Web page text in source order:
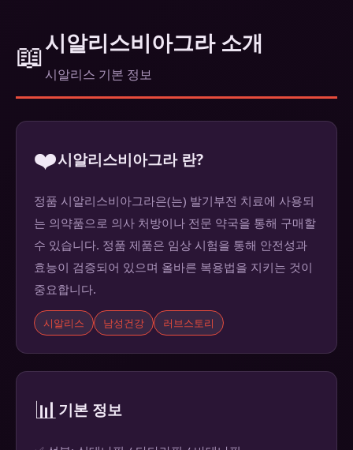
📖시알리스비아그라 소개
시알리스 기본 정보
❤️시알리스비아그라 란?
정품 시알리스비아그라은(는) 발기부전 치료에 사용되
는 의약품으로 의사 처방이나 전문 약국을 통해 구매할
수 있습니다. 정품 제품은 임상 시험을 통해 안전성과
효능이 검증되어 있으며 올바른 복용법을 지키는 것이
중요합니다.
시알리스 남성건강 러브스토리
📊기본 정보